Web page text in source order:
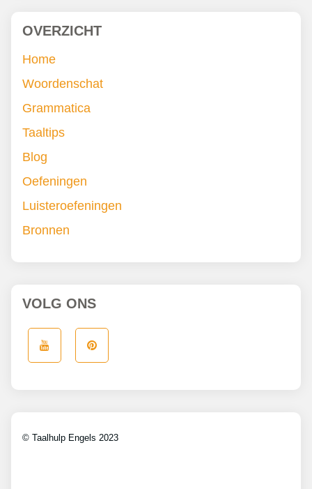
OVERZICHT
Home
Woordenschat
Grammatica
Taaltips
Blog
Oefeningen
Luisteroefeningen
Bronnen
VOLG ONS
© Taalhulp Engels 2023